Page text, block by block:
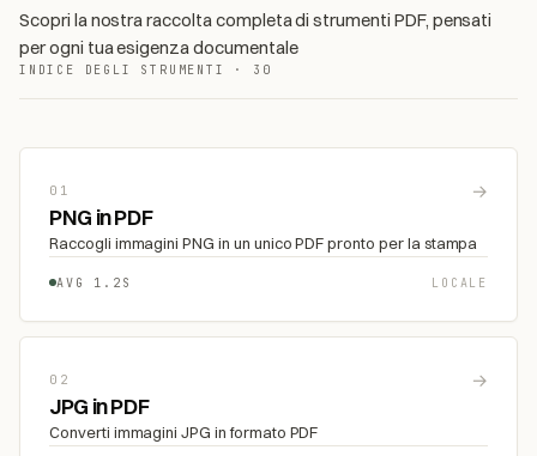
Scopri la nostra raccolta completa di strumenti PDF, pensati
per ogni tua esigenza documentale
INDICE DEGLI STRUMENTI · 30
01 →
PNG in PDF
Raccogli immagini PNG in un unico PDF pronto per la stampa
AVG 1.2S LOCALE
02 →
JPG in PDF
Converti immagini JPG in formato PDF